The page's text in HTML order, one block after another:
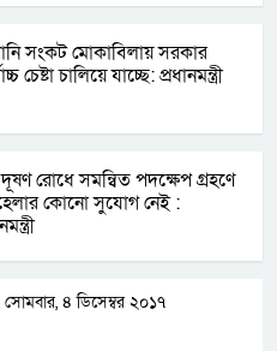
সংকট মোকাবিলায় সরকার
চেষ্টা চালিয়ে যাচ্ছে: প্রধানমন্ত্রী
রোধে সমন্বিত পদক্ষেপ গ্রহণে
কোনো সুযোগ নেই :
৪ ডিসেম্বর ২০১৭